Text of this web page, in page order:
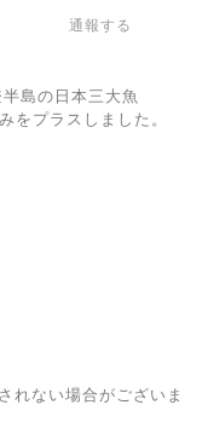
通報する
島の日本三大魚
をプラスしました。
れない場合がございま